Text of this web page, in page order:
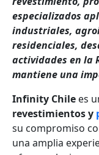
especializados
industriales,
residenciales,
actividades en la
mantiene una
Infinity Chile es
revestimientos y
su compromiso
una amplia